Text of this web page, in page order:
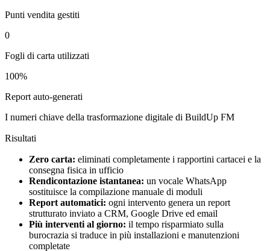
Punti vendita gestiti
0
Fogli di carta utilizzati
100%
Report auto-generati
I numeri chiave della trasformazione digitale di BuildUp FM
Risultati
Zero carta: eliminati completamente i rapportini cartacei e la
consegna fisica in ufficio
Rendicontazione istantanea: un vocale WhatsApp
sostituisce la compilazione manuale di moduli
Report automatici: ogni intervento genera un report
strutturato inviato a CRM, Google Drive ed email
Più interventi al giorno: il tempo risparmiato sulla
burocrazia si traduce in più installazioni e manutenzioni
completate